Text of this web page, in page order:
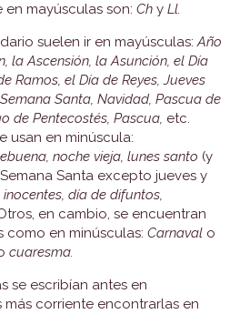
mayúsculas son: Ch y Ll.
suelen ir en mayúsculas:Año
la Ascensión, la Asunción, el Día
Ramos, el Día de Reyes, Jueves
Santa, Navidad, Pascua de
de Pentecostés, Pascua, etc.
usan en minúscula:
noche vieja, lunes santo (y
Santa excepto jueves y
día de difuntos,
en cambio, se encuentran
como en minúsculas: Carnaval o
cuaresma.
se escribían antes en
más corriente encontrarlas en